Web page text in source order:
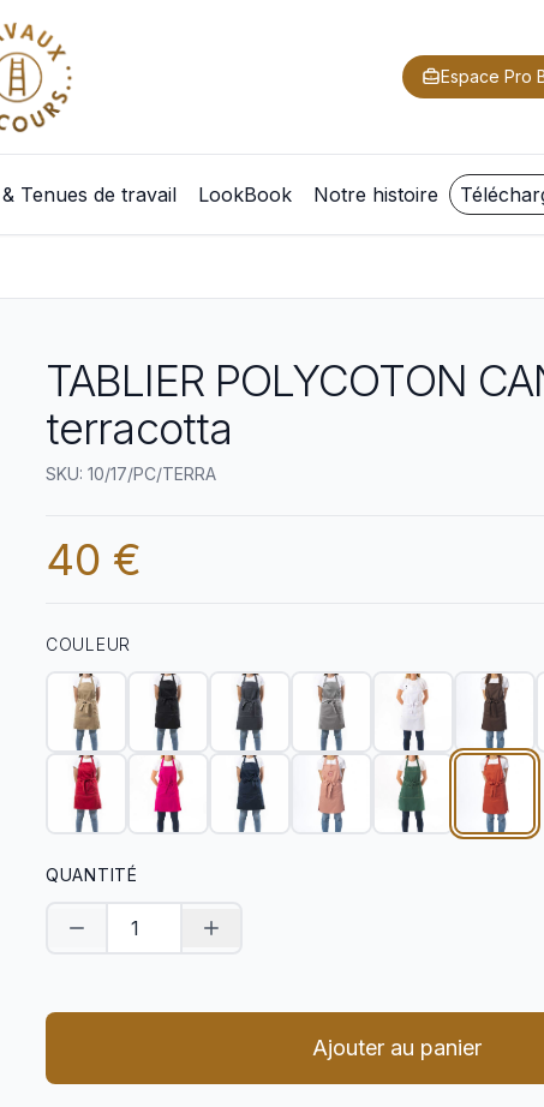
Espace Pro
Tenues de travail LookBook Notre histoire
TABLIER POLYCOTON
terracotta
SKU: 10/17/PC/TERRA
40 €
COULEUR
QUANTITÉ
Diminuer la quantitéAugmenter la quantité
Ajouter au panier